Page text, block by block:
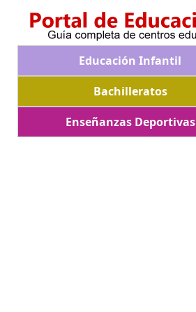
Educación Infantil
Bachilleratos
Enseñanzas Deportivas